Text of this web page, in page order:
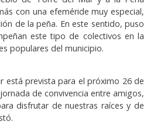
con una efeméride muy especial,
de la peña. En este sentido, puso
este tipo de colectivos en la
populares del municipio.
está prevista para el próximo 26 de
de convivencia entre amigos,
disfrutar de nuestras raíces y de